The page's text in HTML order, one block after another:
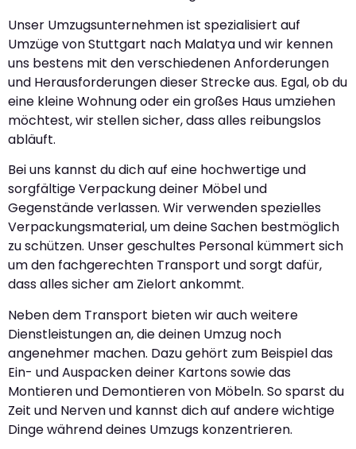
Unser Umzugsunternehmen ist spezialisiert auf
Umzüge von Stuttgart nach Malatya und wir kennen
uns bestens mit den verschiedenen Anforderungen
und Herausforderungen dieser Strecke aus. Egal, ob du
eine kleine Wohnung oder ein großes Haus umziehen
möchtest, wir stellen sicher, dass alles reibungslos
abläuft.
Bei uns kannst du dich auf eine hochwertige und
sorgfältige Verpackung deiner Möbel und
Gegenstände verlassen. Wir verwenden spezielles
Verpackungsmaterial, um deine Sachen bestmöglich
zu schützen. Unser geschultes Personal kümmert sich
um den fachgerechten Transport und sorgt dafür,
dass alles sicher am Zielort ankommt.
Neben dem Transport bieten wir auch weitere
Dienstleistungen an, die deinen Umzug noch
angenehmer machen. Dazu gehört zum Beispiel das
Ein- und Auspacken deiner Kartons sowie das
Montieren und Demontieren von Möbeln. So sparst du
Zeit und Nerven und kannst dich auf andere wichtige
Dinge während deines Umzugs konzentrieren.